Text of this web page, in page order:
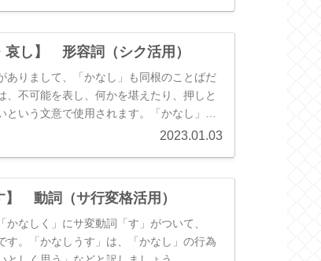
哀し】 形容詞（シク活用）
ありまして、「かなし」も同根のことばだ
、不可能を表し、何かを堪えたり、押しと
という文意で使用されます。「かなし」も
するあふれる気持ちを押しとどめることが
2023.01.03
】 動詞（サ行変格活用）
なしく」にサ変動詞「す」がついて、
す。「かなしうす」は、「かなし」の行為